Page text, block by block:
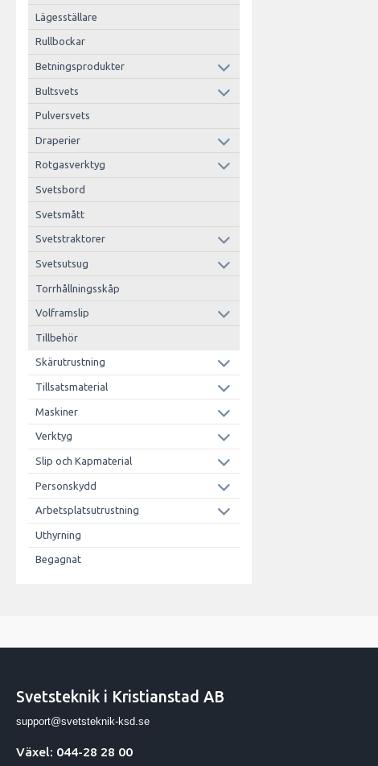
Lägesställare
Rullbockar
Betningsprodukter
Bultsvets
Pulversvets
Draperier
Rotgasverktyg
Svetsbord
Svetsmått
Svetstraktorer
Svetsutsug
Torrhållningsskåp
Volframslip
Tillbehör
Skärutrustning
Tillsatsmaterial
Maskiner
Verktyg
Slip och Kapmaterial
Personskydd
Arbetsplatsutrustning
Uthyrning
Begagnat
Svetsteknik i Kristianstad AB
support@svetsteknik-ksd.se
Växel: 044-28 28 00